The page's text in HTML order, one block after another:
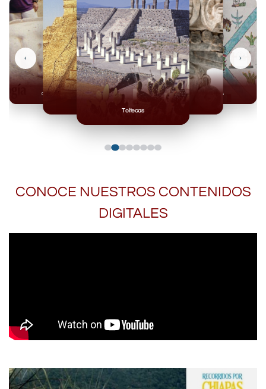
Toltecas
Mexicas
Olmecas
‹ ›
CONOCE NUESTROS CONTENIDOS
DIGITALES